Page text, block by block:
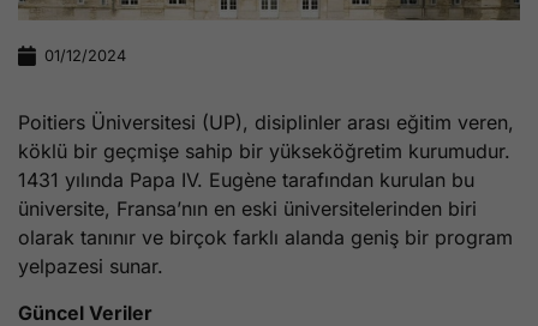
01/12/2024
Poitiers Üniversitesi (UP), disiplinler arası eğitim veren,
köklü bir geçmişe sahip bir yükseköğretim kurumudur.
1431 yılında Papa IV. Eugène tarafından kurulan bu
üniversite, Fransa’nın en eski üniversitelerinden biri
olarak tanınır ve birçok farklı alanda geniş bir program
yelpazesi sunar.
Güncel Veriler